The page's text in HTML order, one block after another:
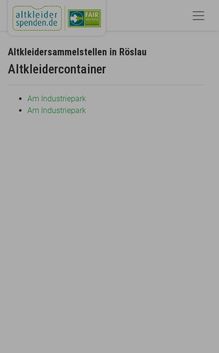
Altkleidersammelstellen in Röslau
Altkleidercontainer
Am Industriepark
Am Industriepark